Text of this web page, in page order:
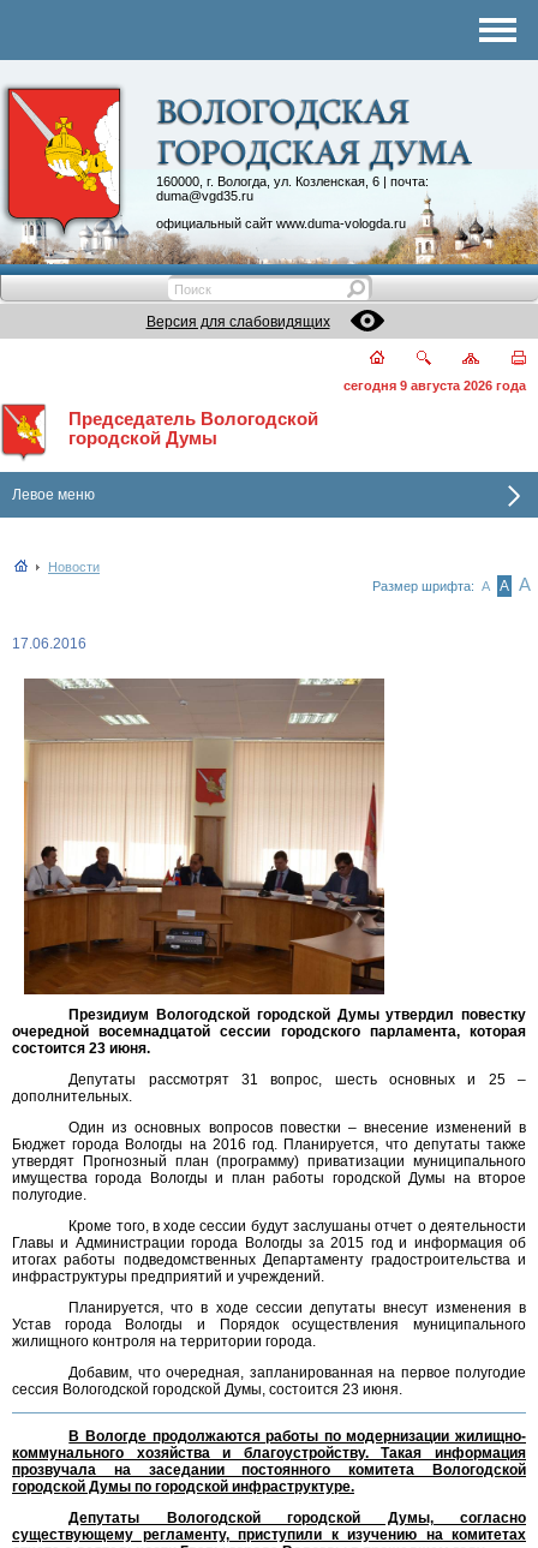
160000, г. Вологда, ул. Козленская, 6 | почта:
duma@vgd35.ru
официальный сайт www.duma-vologda.ru
Контакты
Депутатские объединения
Версия для слабовидящих
сегодня 9 августа 2026 года
Председатель Вологодской
городской Думы
Левое меню
Новости
Размер шрифта: А А А
17.06.2016
Президиум Вологодской городской Думы утвердил повестку
очередной восемнадцатой сессии городского парламента, которая
состоится 23 июня.
Депутаты рассмотрят 31 вопрос, шесть основных и 25 –
дополнительных.
Один из основных вопросов повестки – внесение изменений в
Бюджет города Вологды на 2016 год. Планируется, что депутаты также
утвердят Прогнозный план (программу) приватизации муниципального
имущества города Вологды и план работы городской Думы на второе
полугодие.
Кроме того, в ходе сессии будут заслушаны отчет о деятельности
Главы и Администрации города Вологды за 2015 год и информация об
итогах работы подведомственных Департаменту градостроительства и
инфраструктуры предприятий и учреждений.
Планируется, что в ходе сессии депутаты внесут изменения в
Устав города Вологды и Порядок осуществления муниципального
жилищного контроля на территории города.
Добавим, что очередная, запланированная на первое полугодие
сессия Вологодской городской Думы, состоится 23 июня.
В Вологде продолжаются работы по модернизации жилищно-
коммунального хозяйства и благоустройству. Такая информация
прозвучала на заседании постоянного комитета Вологодской
городской Думы по городской инфраструктуре.
Депутаты Вологодской городской Думы, согласно
существующему регламенту, приступили к изучению на комитетах